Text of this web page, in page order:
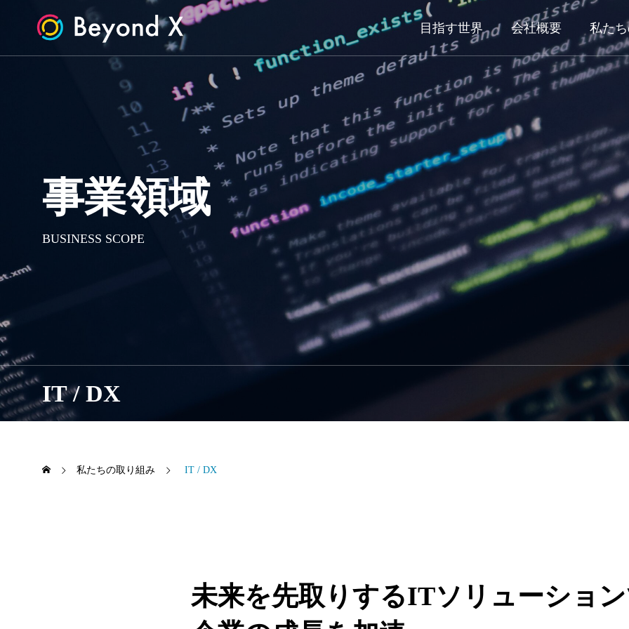
目指す世界 会社概要 私た
IT / DX
事業領域
BUSINESS SCOPE
私たちの取り組み IT / DX
未来を先取りするITソリューショ